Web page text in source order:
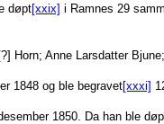
døpt[xxix] i Ramnes 29
Horn; Anne Larsdatter
1848 og ble begravet[xxxi]
1850. Da han ble